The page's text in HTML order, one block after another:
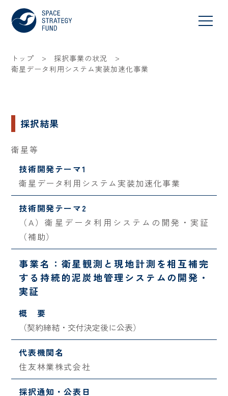
トップ > 採択事業の状況 >
衛星データ利用システム実装加速化事業
採択結果
衛星等
技術開発テーマ1
衛星データ利用システム実装加速化事業
技術開発テーマ2
（A）衛星データ利用システムの開発・実証
（補助）
事業名：衛星観測と現地計測を相互補完
する持続的泥炭地管理システムの開発・
実証
概 要
（契約締結・交付決定後に公表）
代表機関名
住友林業株式会社
採択通知・公表日